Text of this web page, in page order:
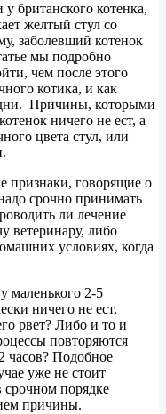
британского котенка,
желтый стул со
заболевший котенок
мы подробно
чем после этого
котика, и как
дни. Причины, которыми
ничего не ест, а
цвета стул, или
признаки, говорящие о
срочно принимать
ли лечение
ветеринару, либо
условиях, когда
маленького 2-5
ничего не ест,
рвет? Либо и то и
повторяются
часов? Подобное
уже не стоит
срочном порядке
причины.